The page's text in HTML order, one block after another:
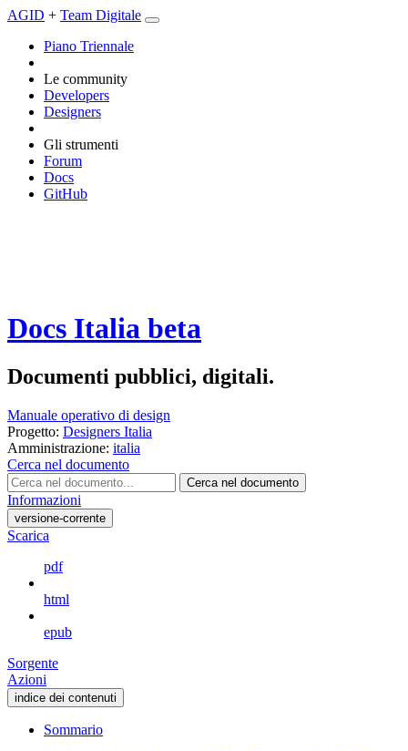
AGID + Team Digitale
Piano Triennale
Le community
Developers
Designers
Gli strumenti
Forum
Docs
GitHub
Docs Italia beta
Documenti pubblici, digitali.
Manuale operativo di design
Progetto: Designers Italia
Amministrazione: italia
Cerca nel documento
Cerca nel documento
Informazioni
versione-corrente
Scarica
pdf
html
epub
Sorgente
Azioni
indice dei contenuti
Sommario